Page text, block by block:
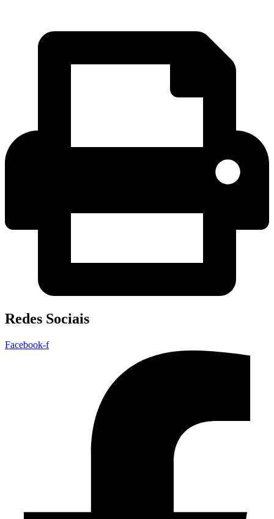
Redes Sociais
Facebook-f